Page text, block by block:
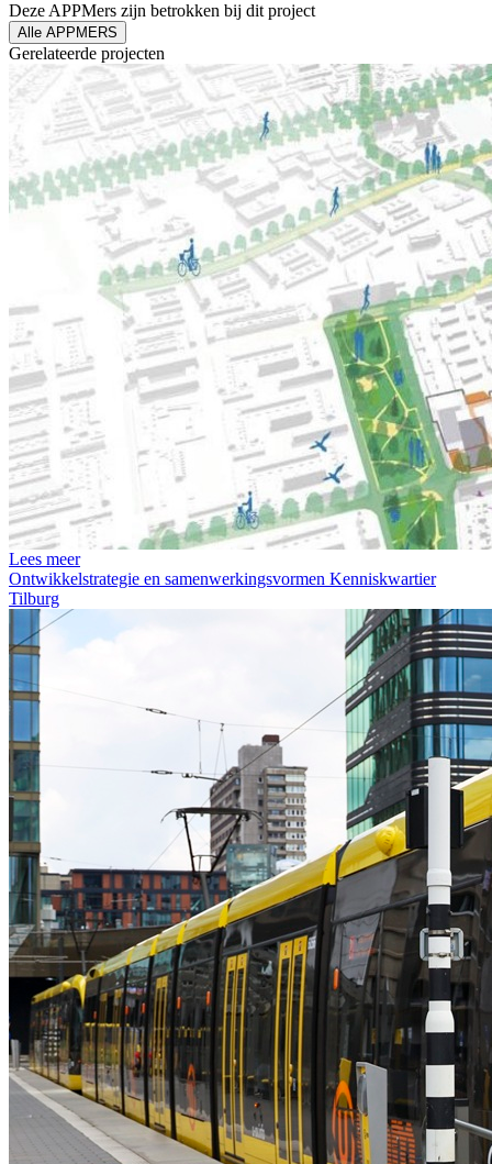
Deze APPMers zijn betrokken bij dit project
Alle APPMERS
Gerelateerde projecten
Lees meer
Ontwikkelstrategie en samenwerkingsvormen Kenniskwartier
Tilburg